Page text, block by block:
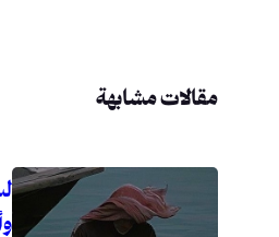
مقالات مشابهة